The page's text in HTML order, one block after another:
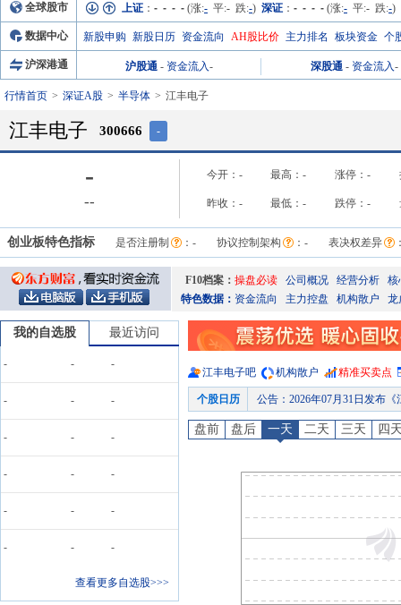
全球股市 上证 ： - - - - (涨:- 平:- 跌:-) 深证 ： - - - - (涨:- 平:- 跌:-)
数据中心 新股申购 新股日历 资金流向 AH股比价 主力排名 板块资金 个
沪深港通 沪股通 - 资金流入- 深股通 - 资金流入-
行情首页 深证A股 半导体 江丰电子
江丰电子 300666 -
-
--
今开： - 最高： - 涨停： -
昨收： - 最低： - 跌停： -
创业板特色指标 是否注册制 ： - 协议控制架构 ： - 表决权差异
F10档案： 操盘必读 公司概况 经营分析
核
特色数据： 资金流向 主力控盘 机构散户 龙
我的自选股 最近访问
- - -
- - -
- - -
- - -
- - -
- - -
查看更多自选股>>>
江丰电子吧 机构散户 精准买卖点
个股日历 公告 ： 2026年07月31日发布《
股权质押：截止2026年07月31
并购重组
股东户数：2026年07月30日公
股东户数 ：2026年07月17日公
预约披露日：2026年半年报预
股权质押 ：截止2026年08月07
盘前 盘后 一天 二天 三天 四